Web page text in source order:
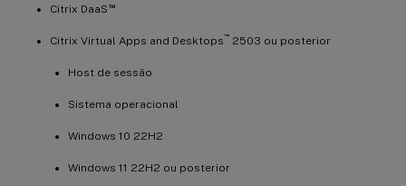
Citrix DaaS ™
Citrix Virtual Apps and Desktops ™ 2503 ou posterior
Host de sessão
Sistema operacional
Windows 10 22H2
Windows 11 22H2 ou posterior